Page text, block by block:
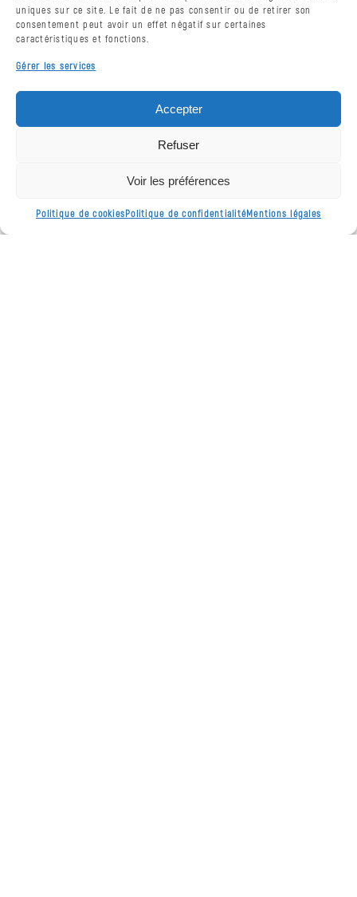
uniques sur ce site. Le fait de ne pas consentir ou de retirer son
consentement peut avoir un effet négatif sur certaines
caractéristiques et fonctions.
Gérer les services
Accepter
Refuser
Voir les préférences
Politique de cookiesPolitique de confidentialitéMentions légales
pour construire un projet
professionnel et aller vers
une insertion durable
Contact en ligne
Nous trouver